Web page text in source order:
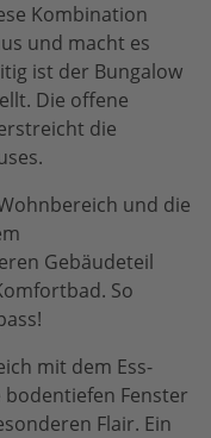
Kombination
und macht es
ist der Bungalow
Die offene
die
und die
Gebäudeteil
So
mit dem Ess-
Fenster
Flair. Ein